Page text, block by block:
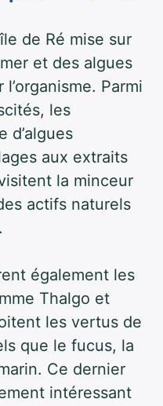
de Ré mise sur
et des algues
Parmi
les
d’algues
aux extraits
la minceur
actifs naturels
également les
Thalgo et
les vertus de
que le fucus, la
Ce dernier
intéressant